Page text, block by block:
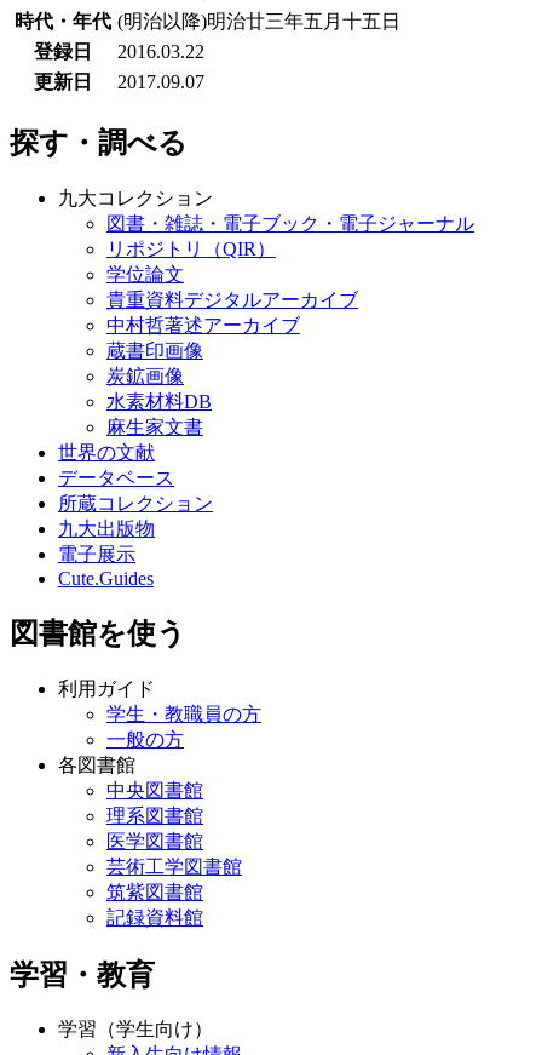
時代・年代 (明治以降)明治廿三年五月十五日
登録日
2016.03.22
更新日
2017.09.07
探す・調べる
九大コレクション
図書・雑誌・電子ブック・電子ジャーナル
リポジトリ（QIR）
学位論文
貴重資料デジタルアーカイブ
中村哲著述アーカイブ
蔵書印画像
炭鉱画像
水素材料DB
麻生家文書
世界の文献
データベース
所蔵コレクション
九大出版物
電子展示
Cute.Guides
図書館を使う
利用ガイド
学生・教職員の方
一般の方
各図書館
中央図書館
理系図書館
医学図書館
芸術工学図書館
筑紫図書館
記録資料館
学習・教育
学習（学生向け）